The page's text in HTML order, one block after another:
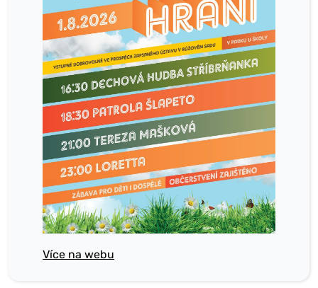
Více na webu